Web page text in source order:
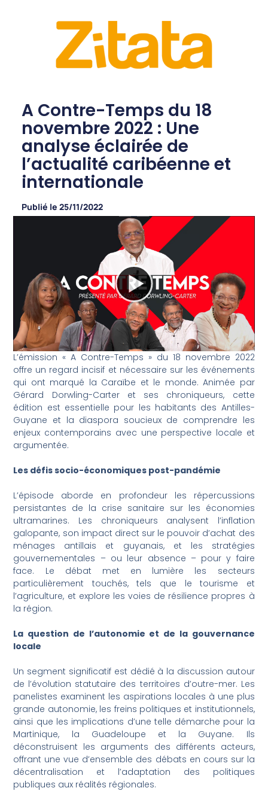
A Contre-Temps du 18
novembre 2022 : Une
analyse éclairée de
l’actualité caribéenne et
internationale
Publié le 25/11/2022
L’émission « A Contre-Temps » du 18 novembre 2022
offre un regard incisif et nécessaire sur les événements
qui ont marqué la Caraïbe et le monde. Animée par
Gérard Dorwling-Carter et ses chroniqueurs, cette
édition est essentielle pour les habitants des Antilles-
Guyane et la diaspora soucieux de comprendre les
enjeux contemporains avec une perspective locale et
argumentée.
Les défis socio-économiques post-pandémie
L’épisode aborde en profondeur les répercussions
persistantes de la crise sanitaire sur les économies
ultramarines. Les chroniqueurs analysent l’inflation
galopante, son impact direct sur le pouvoir d’achat des
ménages antillais et guyanais, et les stratégies
gouvernementales – ou leur absence – pour y faire
face. Le débat met en lumière les secteurs
particulièrement touchés, tels que le tourisme et
l’agriculture, et explore les voies de résilience propres à
la région.
La question de l’autonomie et de la gouvernance
locale
Un segment significatif est dédié à la discussion autour
de l’évolution statutaire des territoires d’outre-mer. Les
panelistes examinent les aspirations locales à une plus
grande autonomie, les freins politiques et institutionnels,
ainsi que les implications d’une telle démarche pour la
Martinique, la Guadeloupe et la Guyane. Ils
déconstruisent les arguments des différents acteurs,
offrant une vue d’ensemble des débats en cours sur la
décentralisation et l’adaptation des politiques
publiques aux réalités régionales.